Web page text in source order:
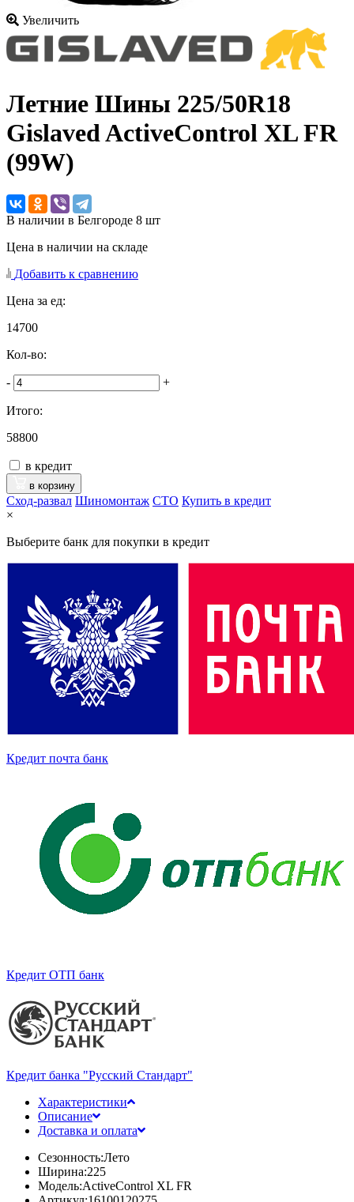
Увеличить
Летние Шины 225/50R18
Gislaved ActiveControl XL FR
(99W)
В наличии в Белгороде 8 шт
Цена в наличии на складе
Добавить к сравнению
Цена за ед:
14700
Кол-во:
- +
Итого:
58800
в кредит
в корзину
Сход-развал Шиномонтаж CTO Купить в кредит
×
Выберите банк для покупки в кредит
Кредит почта банк
Кредит ОТП банк
Кредит банка "Русский Стандарт"
Характеристики
Описание
Доставка и оплата
Сезонность:Лето
Ширина:225
Модель:ActiveControl XL FR